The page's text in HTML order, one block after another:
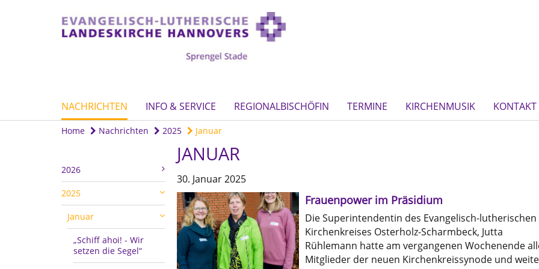
NACHRICHTEN INFO & SERVICE REGIONALBISCHÖFIN TERMINE KIRCHENMUSIK KONTAKT
Home Nachrichten 2025 Januar
2026
2025
Januar
„Schiff ahoi! - Wir
setzen die Segel“
JANUAR
30. Januar 2025
Frauenpower im Präsidium
Die Superintendentin des Evangelisch-lutherischen
Kirchenkreises Osterholz-Scharmbeck, Jutta
Rühlemann hatte am vergangenen Wochenende
Mitglieder der neuen Kirchenkreissynode und